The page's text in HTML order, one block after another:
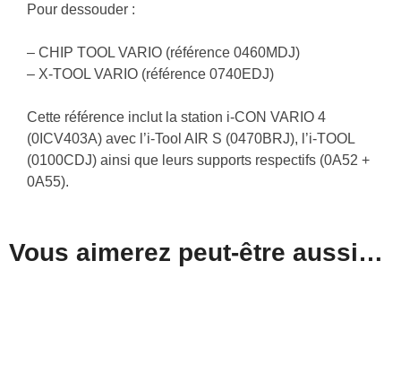
Pour dessouder :
– CHIP TOOL VARIO (référence 0460MDJ)
– X-TOOL VARIO (référence 0740EDJ)
Cette référence inclut la station i-CON VARIO 4
(0ICV403A) avec l’i-Tool AIR S (0470BRJ), l’i-TOOL
(0100CDJ) ainsi que leurs supports respectifs (0A52 +
0A55).
Vous aimerez peut-être aussi…